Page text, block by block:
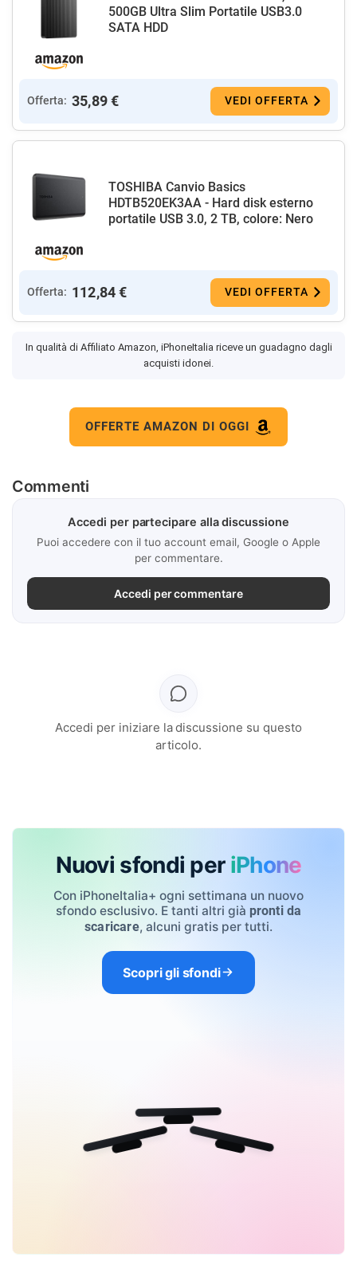
500GB Ultra Slim Portatile USB3.0
SATA HDD
Offerta: 35,89 € VEDI OFFERTA
TOSHIBA Canvio Basics
HDTB520EK3AA - Hard disk esterno
portatile USB 3.0, 2 TB, colore: Nero
Offerta: 112,84 € VEDI OFFERTA
In qualità di Affiliato Amazon, iPhoneItalia riceve un guadagno dagli
acquisti idonei.
OFFERTE AMAZON DI OGGI
Commenti
Accedi per partecipare alla discussione
Puoi accedere con il tuo account email, Google o Apple
per commentare.
Accedi per commentare
Accedi per iniziare la discussione su questo
articolo.
Nuovi sfondi per iPhone
Con iPhoneItalia+ ogni settimana un nuovo
sfondo esclusivo. E tanti altri già pronti da
scaricare, alcuni gratis per tutti.
Scopri gli sfondi